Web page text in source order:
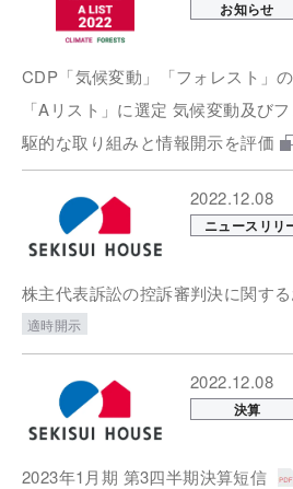
お知らせ
CDP「気候変動」「フォレスト」
「Aリスト」に選定 気候変動及び
駆的な取り組みと情報開示を評価
2022.12.08
ニュースリリ
株主代表訴訟の控訴審判決に関す
適時開示
2022.12.08
決算
2023年1月期 第3四半期決算短信